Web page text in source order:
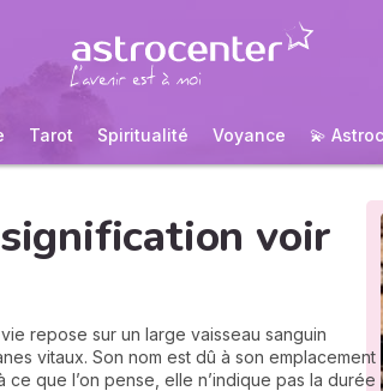
Tarot Spiritualité Voyance 💫
voir
repose sur un large vaisseau sanguin
vitaux. Son nom est dû à son emplacement
que l’on pense, elle n’indique pas la durée